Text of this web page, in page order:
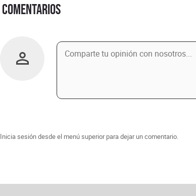
Comentarios
Inicia sesión desde el menú superior para dejar un comentario.